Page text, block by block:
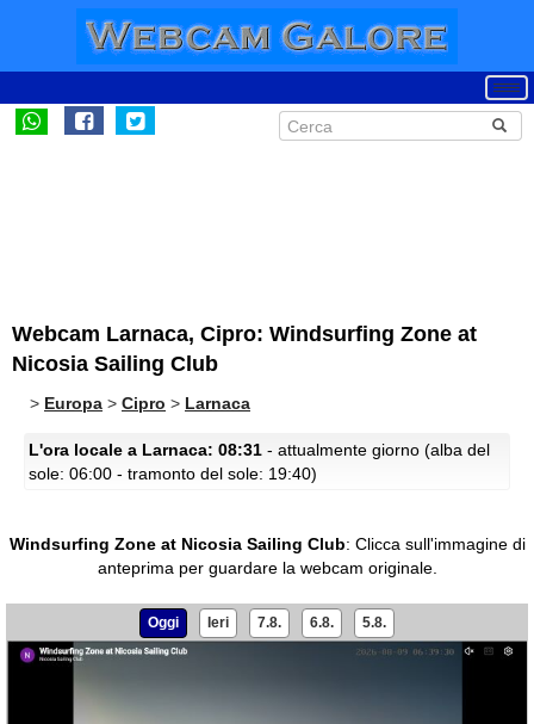
Webcam Larnaca, Cipro: Windsurfing Zone at
Nicosia Sailing Club
> Europa > Cipro > Larnaca
L'ora locale a Larnaca: 08:31 - attualmente giorno (alba del
sole: 06:00 - tramonto del sole: 19:40)
Windsurfing Zone at Nicosia Sailing Club: Clicca sull'immagine di
anteprima per guardare la webcam originale.
Oggi Ieri 7.8. 6.8. 5.8.